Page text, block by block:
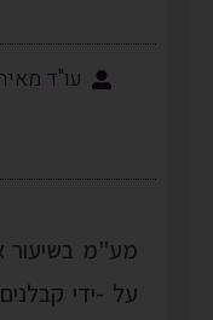
עו"ד
מע"מ בשיעור
על -ידי קבלנים